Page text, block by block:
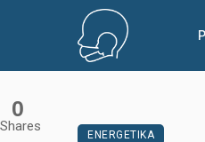
ENERGETIKA
0
Shares